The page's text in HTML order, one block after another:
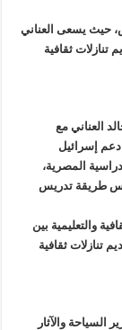
حيث يسعى العناني
ثقافية
العناني مع
إسرائيل
المصرية،
طريقة تدريس
والتعليمية بين
تنازلات ثقافية
والآثار